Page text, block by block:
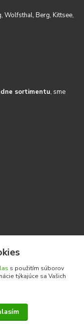
Wolfsthal, Berg, Kittsee,
sortimentu, sme
s.r.o. • IBAN:
s použitím súborov
týkajúce sa Vašich